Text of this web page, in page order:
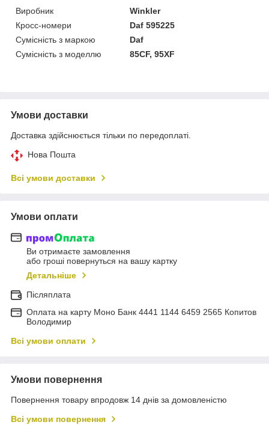
Виробник
Winkler
Кросс-номери
Daf 595225
Сумісність з маркою
Daf
Сумісність з моделлю
85CF, 95XF
Умови доставки
Доставка здійснюється тільки по передоплаті.
Нова Пошта
Всі умови доставки
Умови оплати
Ви отримаєте замовлення
або гроші повернуться на вашу картку
Детальніше
Післяплата
Оплата на карту Моно Банк 4441 1144 6459 2565 Копитов
Володимир
Всі умови оплати
Умови повернення
Повернення товару впродовж 14 днів за домовленістю
Всі умови повернення